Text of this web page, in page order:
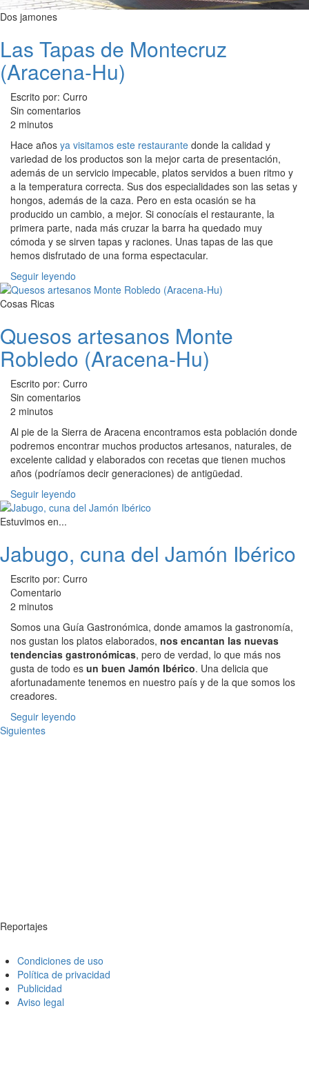
Dos jamones
Las Tapas de Montecruz
(Aracena-Hu)
Escrito por: Curro
Sin comentarios
2 minutos
Hace años ya visitamos este restaurante donde la calidad y
variedad de los productos son la mejor carta de presentación,
además de un servicio impecable, platos servidos a buen ritmo y
a la temperatura correcta. Sus dos especialidades son las setas y
hongos, además de la caza. Pero en esta ocasión se ha
producido un cambio, a mejor. Si conocíais el restaurante, la
primera parte, nada más cruzar la barra ha quedado muy
cómoda y se sirven tapas y raciones. Unas tapas de las que
hemos disfrutado de una forma espectacular.
Seguir leyendo
Cosas Ricas
Quesos artesanos Monte
Robledo (Aracena-Hu)
Escrito por: Curro
Sin comentarios
2 minutos
Al pie de la Sierra de Aracena encontramos esta población donde
podremos encontrar muchos productos artesanos, naturales, de
excelente calidad y elaborados con recetas que tienen muchos
años (podríamos decir generaciones) de antigüedad.
Seguir leyendo
Estuvimos en...
Jabugo, cuna del Jamón Ibérico
Escrito por: Curro
Comentario
2 minutos
Somos una Guía Gastronómica, donde amamos la gastronomía,
nos gustan los platos elaborados, nos encantan las nuevas
tendencias gastronómicas, pero de verdad, lo que más nos
gusta de todo es un buen Jamón Ibérico. Una delicia que
afortunadamente tenemos en nuestro país y de la que somos los
creadores.
Seguir leyendo
Siguientes
Reportajes
Condiciones de uso
Política de privacidad
Publicidad
Aviso legal